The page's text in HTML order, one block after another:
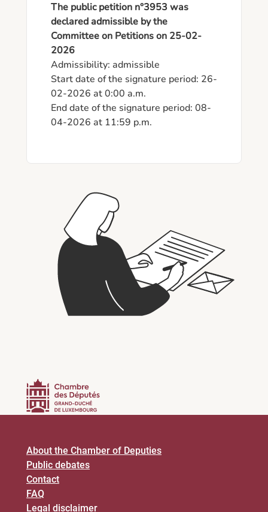
The public petition n°3953 was
declared admissible by the
Committee on Petitions on 25-02-
2026
Admissibility: admissible
Start date of the signature period: 26-
02-2026 at 0:00 a.m.
End date of the signature period: 08-
04-2026 at 11:59 p.m.
About the Chamber of Deputies
Public debates
Contact
FAQ
Legal disclaimer